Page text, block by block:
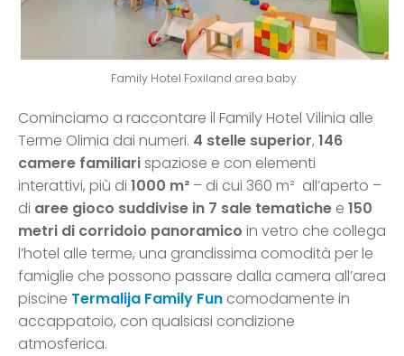
Family Hotel Foxiland area baby.
Cominciamo a raccontare il Family Hotel Vilinia alle
Terme Olimia dai numeri. 4 stelle superior, 146
camere familiarispaziose e con elementi
interattivi, più di 1000 m² – di cui 360 m² all’aperto –
di aree gioco suddivise in 7 sale tematiche e 150
metri di corridoio panoramico in vetro che collega
l’hotel alle terme, una grandissima comodità per le
famiglie che possono passare dalla camera all’area
piscine Termalija Family Fun comodamente in
accappatoio, con qualsiasi condizione
atmosferica.